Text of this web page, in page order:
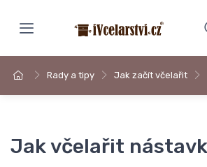
Rady a tipy Jak začít včelařit
Jak včelařit